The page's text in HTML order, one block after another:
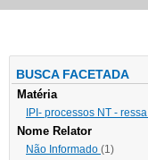
BUSCA FACETADA
Matéria
IPI- processos NT - ressa
Nome Relator
Não Informado (1)